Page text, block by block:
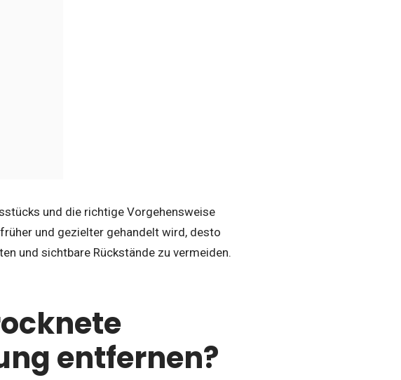
und die richtige Vorgehensweise
und gezielter gehandelt wird, desto
und sichtbare Rückstände zu vermeiden.
entfernen?